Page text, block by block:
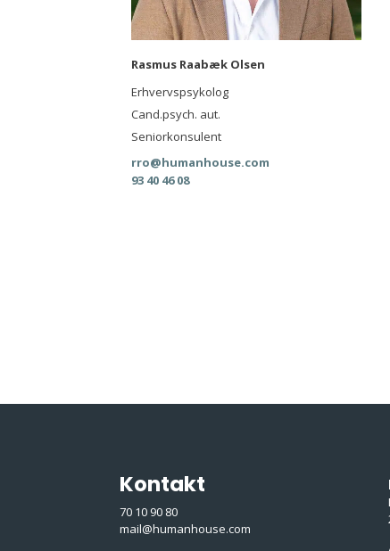
Rasmus Raabæk Olsen
Erhvervspsykolog
Cand.psych. aut.
Seniorkonsulent
rro@humanhouse.com
93 40 46 08
Kontakt
70 10 90 80
mail@humanhouse.com